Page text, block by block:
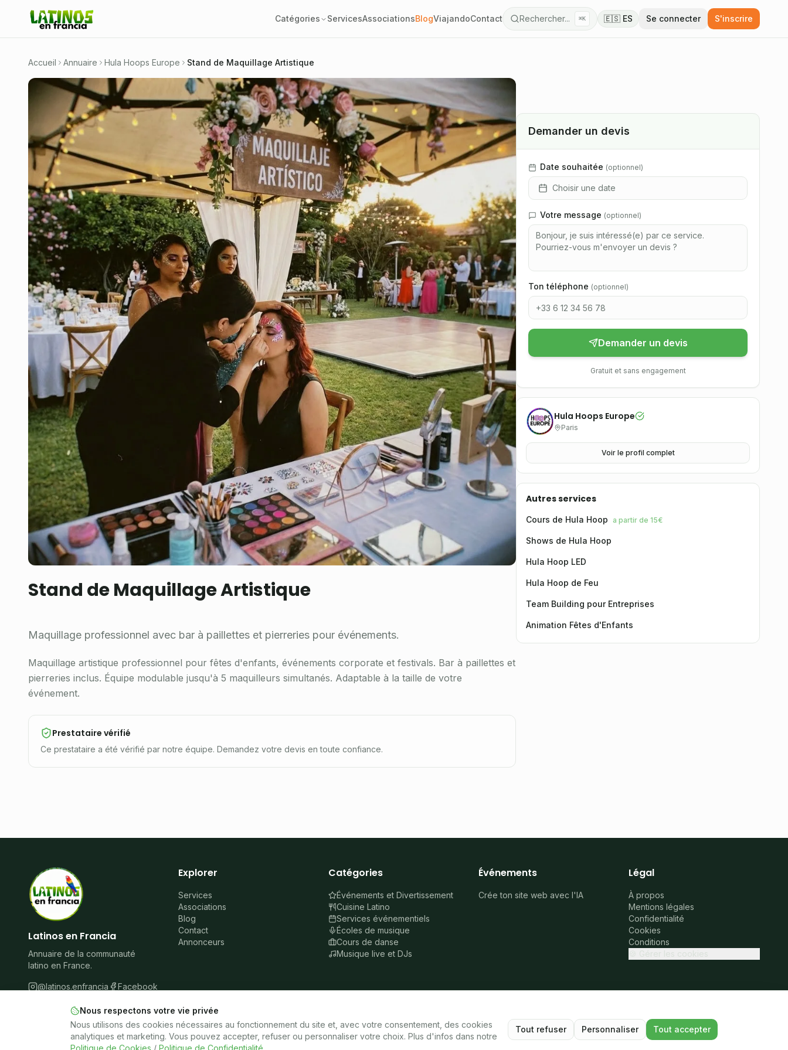
Catégories ServicesAssociationsBlogViajandoContact Rechercher... ⌘K 🇪🇸 ES Se connecter S'inscrire
Accueil Annuaire Hula Hoops Europe Stand de Maquillage Artistique
Stand de Maquillage Artistique
Maquillage professionnel avec bar à paillettes et pierreries pour événements.
Maquillage artistique professionnel pour fêtes d'enfants, événements corporate et festivals. Bar à paillettes et
pierreries inclus. Équipe modulable jusqu'à 5 maquilleurs simultanés. Adaptable à la taille de votre
événement.
Prestataire vérifié
Ce prestataire a été vérifié par notre équipe. Demandez votre devis en toute confiance.
Demander un devis
Date souhaitée (optionnel)
Choisir une date
Votre message (optionnel)
Ton téléphone (optionnel)
Demander un devis
Gratuit et sans engagement
Hula Hoops Europe
Paris
Voir le profil complet
Autres services
Cours de Hula Hoop a partir de 15€
Shows de Hula Hoop
Hula Hoop LED
Hula Hoop de Feu
Team Building pour Entreprises
Animation Fêtes d'Enfants
Latinos en Francia
Annuaire de la communauté
latino en France.
@latinos.enfrancia Facebook
Explorer
Services
Associations
Blog
Contact
Annonceurs
Catégories
Événements et Divertissement
Cuisine Latino
Services événementiels
Écoles de musique
Cours de danse
Musique live et DJs
Événements
Crée ton site web avec l'IA
Légal
À propos
Mentions légales
Confidentialité
Cookies
Conditions
Latinos en Francia.Tous droits réservés. Connaissez-vous quelqu'un ?
Nous respectons votre vie privée
Nous utilisons des cookies nécessaires au fonctionnement du site et, avec votre consentement, des cookies
analytiques et marketing. Vous pouvez accepter, refuser ou personnaliser votre choix. Plus d'infos dans notre
Politique de Cookies / Politique de Confidentialité
Tout refuser Personnaliser Tout accepter